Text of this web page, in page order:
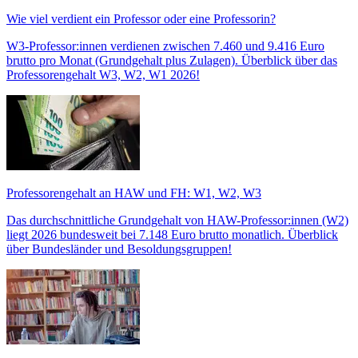
Wie viel verdient ein Professor oder eine Professorin?
W3-Professor:innen verdienen zwischen 7.460 und 9.416 Euro
brutto pro Monat (Grundgehalt plus Zulagen). Überblick über das
Professorengehalt W3, W2, W1 2026!
Professorengehalt an HAW und FH: W1, W2, W3
Das durchschnittliche Grundgehalt von HAW-Professor:innen (W2)
liegt 2026 bundesweit bei 7.148 Euro brutto monatlich. Überblick
über Bundesländer und Besoldungsgruppen!